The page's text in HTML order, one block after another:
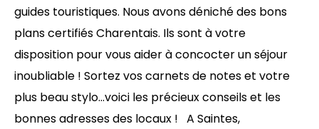
guides touristiques. Nous avons déniché des bons
plans certifiés Charentais. Ils sont à votre
disposition pour vous aider à concocter un séjour
inoubliable ! Sortez vos carnets de notes et votre
plus beau stylo…voici les précieux conseils et les
bonnes adresses des locaux ! A Saintes,